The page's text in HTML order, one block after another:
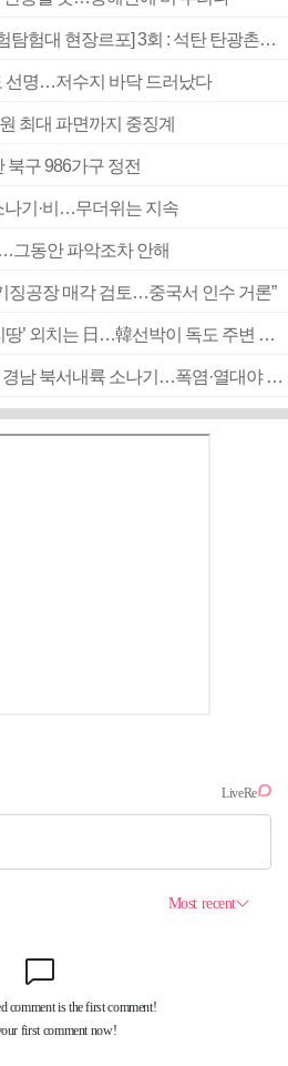
[2026 부산청소년극지체험탐험대 현장르포] 3회 : 석탄 탄광촌에서 북극 연구의 중심지로
선명…저수지 바닥 드러났다
최대 파면까지 중징계
구 986가구 정전
나기·비…무더위는 지속
그동안 파악조차 안해
징공장 매각 검토…중국서 인수 거론”
[속보] 여전히 ‘독도는 우리땅’ 외치는 日…韓선박이 독도 주변 해양조사 활동하자 반발
부산 울산 경남 구름 많고 경남 북서내륙 소나기…폭염·열대야 계속